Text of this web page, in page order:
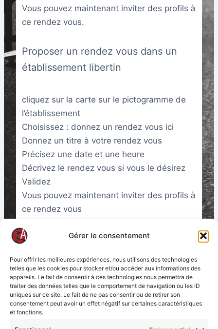
Gérer le consentement
Pour offrir les meilleures expériences, nous utilisons des technologies
telles que les cookies pour stocker et/ou accéder aux informations des
appareils. Le fait de consentir à ces technologies nous permettra de
traiter des données telles que le comportement de navigation ou les ID
uniques sur ce site. Le fait de ne pas consentir ou de retirer son
consentement peut avoir un effet négatif sur certaines caractéristiques
et fonctions.
Vous pouvez maintenant inviter des profils à
ce rendez vous.
Proposer un rendez vous dans un
établissement libertin
cliquez sur la carte sur le pictogramme de
l’établissement
Choisissez : donnez un rendez vous ici
Donnez un titre à votre rendez vous
Précisez une date et une heure
Décrivez le rendez vous si vous le désirez
Validez
Vous pouvez maintenant inviter des profils à
ce rendez vous
Updated on janvier 14, 2025
What are your Feelings